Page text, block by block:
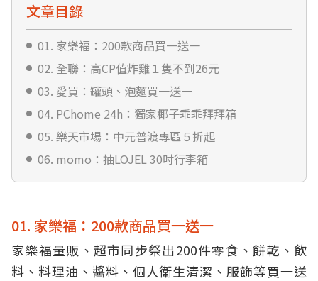
文章目錄
01. 家樂福：200款商品買一送一
02. 全聯：高CP值炸雞１隻不到26元
03. 愛買：罐頭、泡麵買一送一
04. PChome 24h：獨家椰子乖乖拜拜箱
05. 樂天市場：中元普渡專區５折起
06. momo：抽LOJEL 30吋行李箱
01. 家樂福：200款商品買一送一
家樂福量販、超市同步祭出200件零食、餅乾、飲
料、料理油、醬料、個人衛生清潔、服飾等買一送